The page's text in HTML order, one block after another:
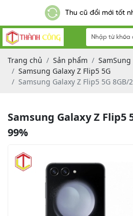
Thu cũ đổi mới tốt
Trang chủ Sản phẩm SamSung
Samsung Galaxy Z Flip5 5G
Samsung Galaxy Z Flip5 5G 8GB/
Samsung Galaxy Z Flip5
99%